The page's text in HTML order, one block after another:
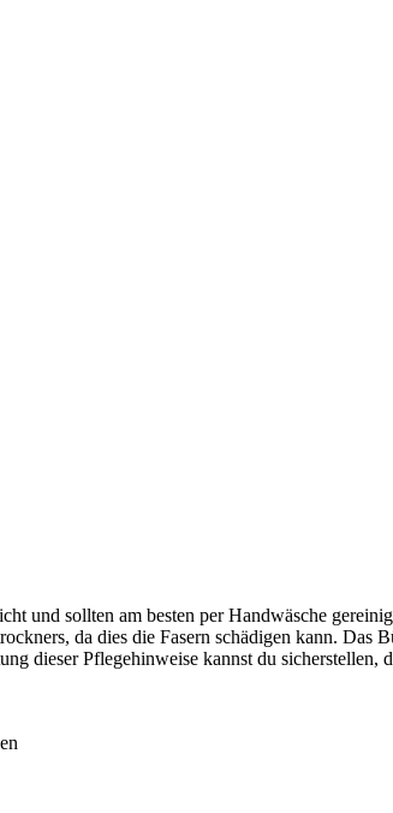
und sollten am besten per Handwäsche
da dies die Fasern schädigen kann.
dieser Pflegehinweise kannst du sicherstellen,